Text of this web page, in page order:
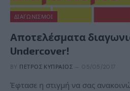
ΔΙΑΓΩΝΙΣΜΟΊ
Αποτελέσματα
Undercover!
BY ΠΈΤΡΟΣ ΚΥΠΡΑΊΟΣ 05/05/2017
Έφτασε η στιγμή να σας